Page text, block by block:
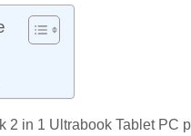
2 in 1 Ultrabook Tablet PC